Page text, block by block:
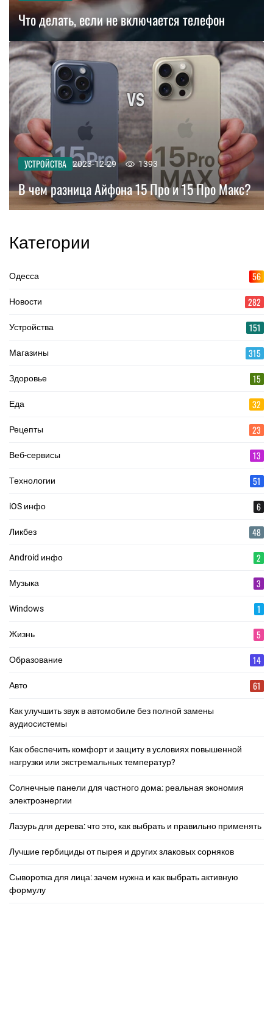
Что делать, если не включается телефон
УСТРОЙСТВА 2023-12-29 1393
В чем разница Айфона 15 Про и 15 Про Макс?
Категории
Одесса 56
Новости 282
Устройства 151
Магазины 315
Здоровье 15
Еда 32
Рецепты 23
Веб-сервисы 13
Технологии 51
iOS инфо 6
Ликбез 48
Android инфо 2
Музыка 3
Windows 1
Жизнь 5
Образование 14
Авто 61
Как улучшить звук в автомобиле без полной замены
аудиосистемы
Как обеспечить комфорт и защиту в условиях повышенной
нагрузки или экстремальных температур?
Солнечные панели для частного дома: реальная экономия
электроэнергии
Лазурь для дерева: что это, как выбрать и правильно применять
Лучшие гербициды от пырея и других злаковых сорняков
Сыворотка для лица: зачем нужна и как выбрать активную
формулу